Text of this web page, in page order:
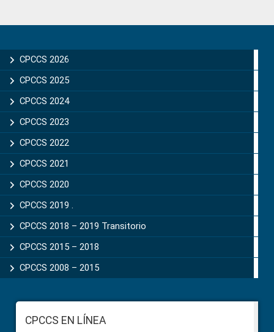
Sidebar
CPCCS 2026
CPCCS 2025
CPCCS 2024
CPCCS 2023
CPCCS 2022
CPCCS 2021
CPCCS 2020
CPCCS 2019 .
CPCCS 2018 – 2019 Transitorio
CPCCS 2015 – 2018
CPCCS 2008 – 2015
FooterCPCCS EN LÍNEA